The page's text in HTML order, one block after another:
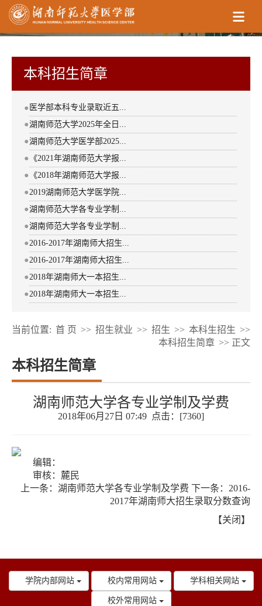
本科招生简章
● 医学部本科专业录取近五...
●湖南师范大学2025年全日...
●湖南师范大学医学部2025...
● 《2021年湖南师范大学报...
● 《2018年湖南师范大学报...
●2019湖南师范大学医学院...
●湖南师范大学各专业学制...
●湖南师范大学各专业学制...
●2016-2017年湖南师大招生...
●2016-2017年湖南师大招生...
●2018年湖南师大一本招生...
●2018年湖南师大一本招生...
当前位置: 首 页 >> 招生就业 >> 招生 >> 本科生招生 >>
本科招生简章 >> 正文
本科招生简章
湖南师范大学各专业学制及学费
2018年06月27日 07:49 点击：[7360]
编辑：
审核：麓民
上一条： 湖南师范大学各专业学制及学费 下一条： 2016-
2017年湖南师大招生录取分数查询
【关闭 】
学院内部网站 校内常用网站 学科相关网站
校外常用网站